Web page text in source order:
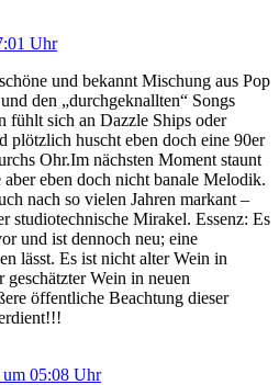
Uhr
und bekannt Mischung aus Pop
den „durchgeknallten“ Songs
fühlt sich an Dazzle Ships oder
plötzlich huscht eben doch eine 90er
Ohr.Im nächsten Moment staunt
aber eben doch nicht banale Melodik.
nach so vielen Jahren markant –
studiotechnische Mirakel. Essenz: Es
und ist dennoch neu; eine
lässt. Es ist nicht alter Wein in
geschätzter Wein in neuen
öffentliche Beachtung dieser
05:08 Uhr